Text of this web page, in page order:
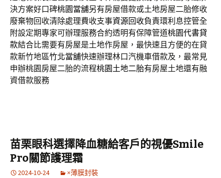
決方案好口碑桃園當舖另有房屋借款或土地房屋二胎修收
廢棄物回收清除處理費收支事資源回收負責環利息控管全
附設定期專家可辦理服務合約透明有保障管道桃園代書貸
款結合比需要有房屋是土地作房屋，最快速且方便的在貸
款新竹地區竹北當舖快速辦理林口汽機車借款及，最常見
申辦桃園房屋二胎的流程桃園土地二胎有房屋土地還有融
資借款服務
苗栗眼科選擇降血糖給客戶的視優Smile
Pro關節護理霜
2024-10-24 ×薄膜封裝